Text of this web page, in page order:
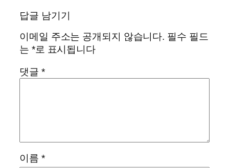
답글 남기기
이메일 주소는 공개되지 않습니다. 필수 필드
는 *로 표시됩니다
댓글 *
이름 *